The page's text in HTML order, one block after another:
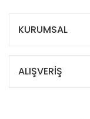
KURUMSAL
ALIŞVERİŞ